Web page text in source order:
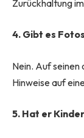
Zurückhaltung
4. Gibt es
Nein. Auf seinen
Hinweise auf
5. Hat er